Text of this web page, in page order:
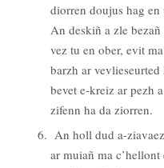
diorren doujus hag en
An deskiñ a zle
vez tu en ober, evit
barzh ar
bevet e-kreiz ar pezh
zifenn ha da ziorren.
An holl dud a-
ar muiañ ma